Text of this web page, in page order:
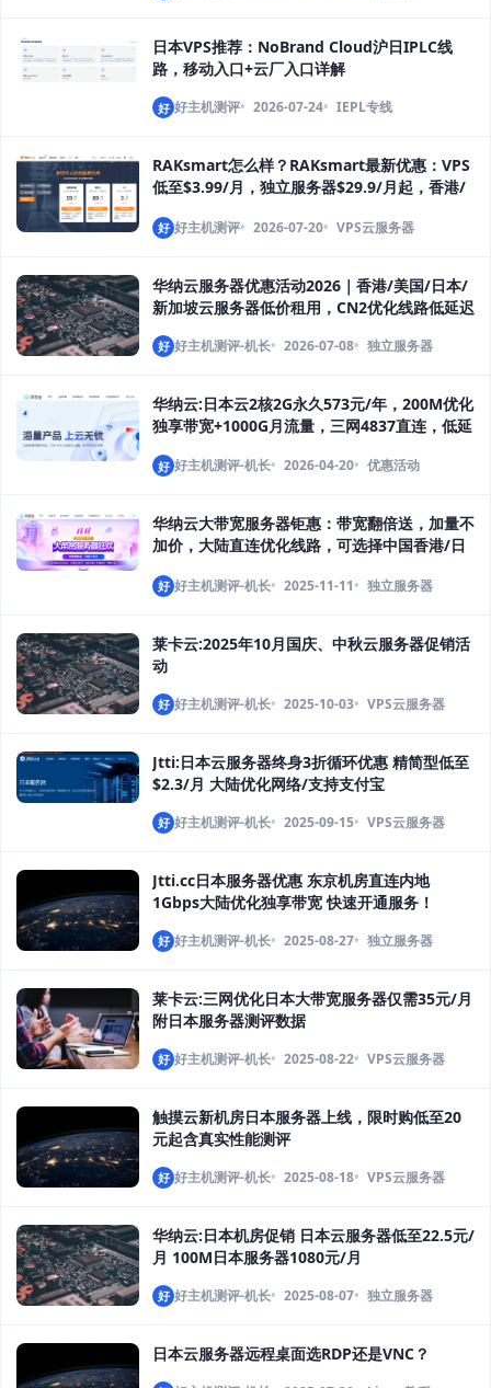
日本VPS推荐：NoBrand Cloud沪日IPLC线
路，移动入口+云厂入口详解
好 好主机测评 2026-07-24 IEPL专线
RAKsmart怎么样？RAKsmart最新优惠：VPS
低至$3.99/月，独立服务器$29.9/月起，香港/
好 好主机测评 2026-07-20 VPS云服务器
华纳云服务器优惠活动2026｜香港/美国/日本/
新加坡云服务器低价租用，CN2优化线路低延迟
好 好主机测评-机长 2026-07-08 独立服务器
华纳云:日本云2核2G永久573元/年，200M优化
独享带宽+1000G月流量，三网4837直连，低延
好 好主机测评-机长 2026-04-20 优惠活动
华纳云大带宽服务器钜惠：带宽翻倍送，加量不
加价，大陆直连优化线路，可选择中国香港/日
好 好主机测评-机长 2025-11-11 独立服务器
莱卡云:2025年10月国庆、中秋云服务器促销活
动
好 好主机测评-机长 2025-10-03 VPS云服务器
Jtti:日本云服务器终身3折循环优惠 精简型低至
$2.3/月 大陆优化网络/支持支付宝
好 好主机测评-机长 2025-09-15 VPS云服务器
Jtti.cc日本服务器优惠 东京机房直连内地
1Gbps大陆优化独享带宽 快速开通服务！
好 好主机测评-机长 2025-08-27 独立服务器
莱卡云:三网优化日本大带宽服务器仅需35元/月
附日本服务器测评数据
好 好主机测评-机长 2025-08-22 VPS云服务器
触摸云新机房日本服务器上线，限时购低至20
元起含真实性能测评
好 好主机测评-机长 2025-08-18 VPS云服务器
华纳云:日本机房促销 日本云服务器低至22.5元/
月 100M日本服务器1080元/月
好 好主机测评-机长 2025-08-07 独立服务器
日本云服务器远程桌面选RDP还是VNC？